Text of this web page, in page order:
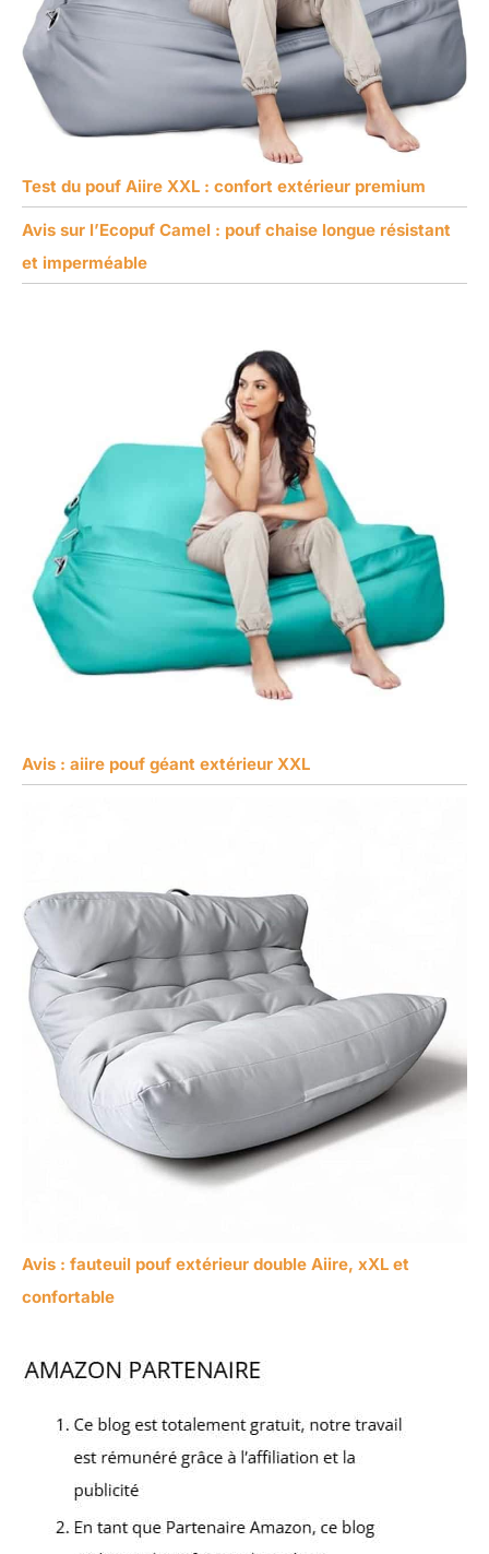
Test du pouf Aiire XXL : confort extérieur premium
Avis sur l’Ecopuf Camel : pouf chaise longue résistant
et imperméable
Avis : aiire pouf géant extérieur XXL
Avis : fauteuil pouf extérieur double Aiire, xXL et
confortable